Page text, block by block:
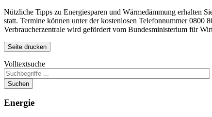
Nützliche Tipps zu Energiesparen und Wärmedämmung erhalten
statt. Termine können unter der kostenlosen Telefonnummer 0800
Verbraucherzentrale wird gefördert vom Bundesministerium für
Seite drucken
Volltextsuche
Suchen
Energie